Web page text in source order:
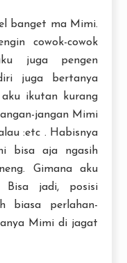
banget ma Mimi.
cowok-cowok
juga pengen
juga bertanya
ikutan kurang
jangan Mimi
:etc . Habisnya
bisa aja ngasih
Gimana aku
Bisa jadi, posisi
biasa perlahan-
Mimi di jagat